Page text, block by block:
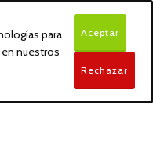
para
nuestros
Aceptar
Rechazar